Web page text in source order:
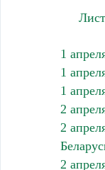
1
1
1
2
2
2